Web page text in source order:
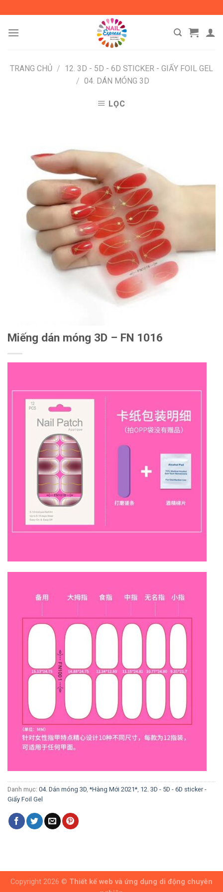
content
TRANG CHỦ / 12. 3D - 5D - 6D STICKER - GIẤY FOIL GEL
/ 04. DÁN MÓNG 3D
LỌC
Miếng dán móng 3D – FN 1016
Danh mục: 04. Dán móng 3D ,*Hàng Mới 2021* 12. 3D - 5D - 6D sticker -
Giấy Foil Gel
Copyright 2026 © Thiết kế web và ứng dụng di động chuyên